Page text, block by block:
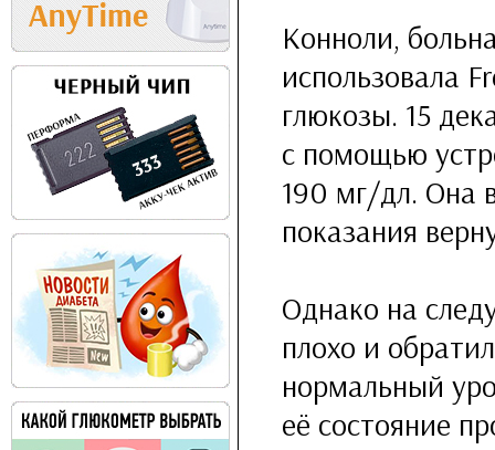
Конноли,
использовала
глюкозы. 15
с помощью
190 мг/дл. Она
показания
Однако на
плохо и
нормальный
её состояние